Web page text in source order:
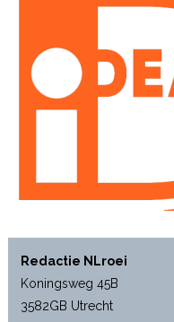
Redactie NLroei
Koningsweg 45B
3582GB Utrecht